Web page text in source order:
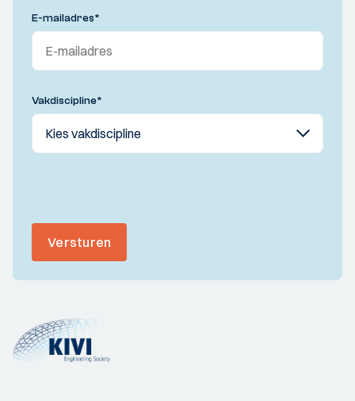
E-mailadres*
Vakdiscipline*
Versturen